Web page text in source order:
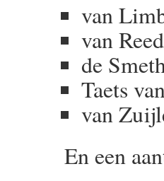
van
van
de
Taets
van
En een